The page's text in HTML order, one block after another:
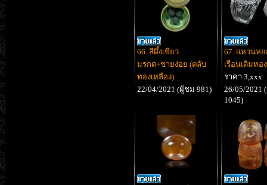
66. สีผึ้งเขียว
มรกต+ชายง่อย (ตลับ
ทองเหลือง)
22/04/2021 (ผู้ชม 981)
67. แหวนห
เรือนเดิมทอ
ราคา 3,xxx
26/05/2021
1045)